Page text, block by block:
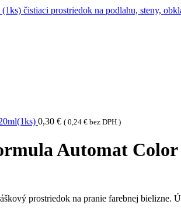
čistiaci prostriedok na podlahu, steny,
0,30 € ( 0,24 € bez DPH )
Automat
prostriedok na pranie farebnej bielizne.